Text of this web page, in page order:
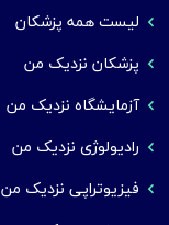
لیست همه پزشکان
پزشکان نزدیک من
آزمایشگاه نزدیک من
رادیولوژی نزدیک من
فیزیوتراپی نزدیک من